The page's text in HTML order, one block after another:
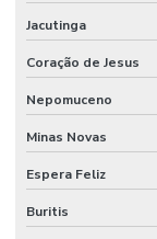
Jacutinga
Coração de Jesus
Nepomuceno
Minas Novas
Espera Feliz
Buritis